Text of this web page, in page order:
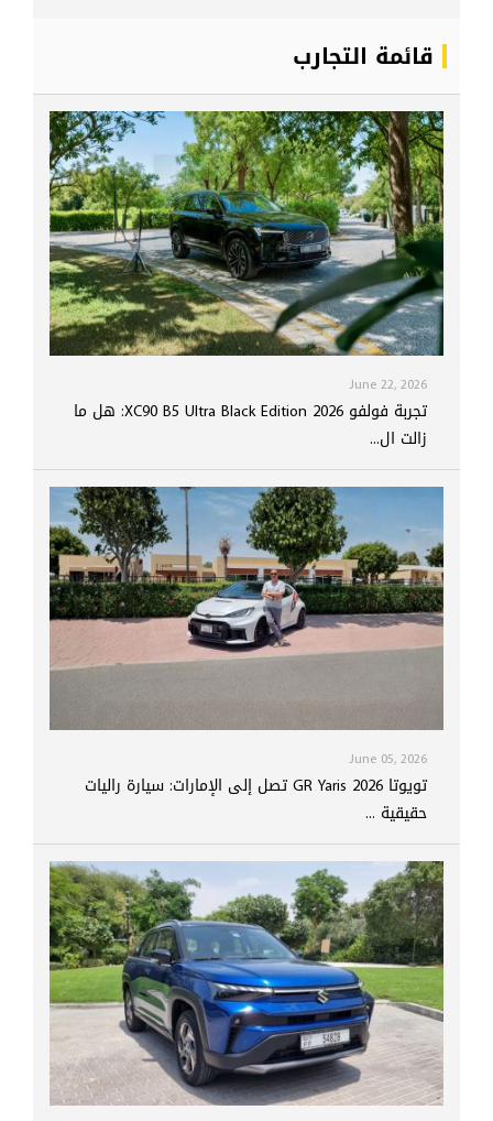
قائمة التجارب
June 22, 2026
تجربة فولفو XC90 B5 Ultra Black Edition 2026: هل ما
زالت ال...
June 05, 2026
تويوتا GR Yaris 2026 تصل إلى الإمارات: سيارة راليات
حقيقية ...